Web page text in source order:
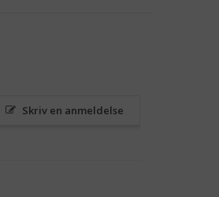
Skriv en anmeldelse